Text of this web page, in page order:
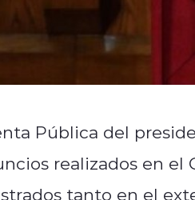
Pública del
realizados en
tanto en el